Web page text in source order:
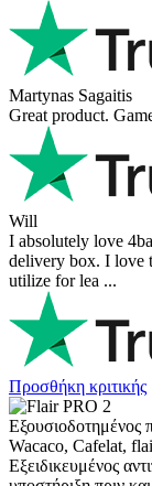
Martynas Sagaitis
Great product.
Will
I absolutely love
delivery box. I love
utilize for lea ...
Προσθήκη κριτικής
Εξουσιοδοτημένος
Wacaco, Cafelat,
Εξειδικευμένος